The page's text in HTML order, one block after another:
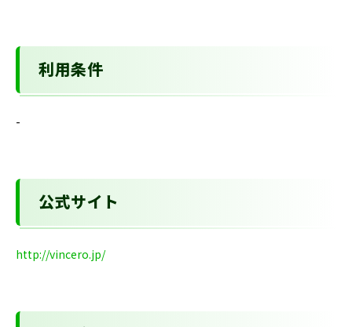
利用条件
-
公式サイト
http://vincero.jp/